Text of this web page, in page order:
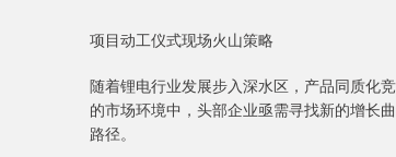
项目动工仪式现场火山策略
随着锂电行业发展步入深水区，产品同质化
的市场环境中，头部企业亟需寻找新的增长
路径。